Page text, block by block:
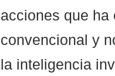
acciones que ha
convencional y
la inteligencia